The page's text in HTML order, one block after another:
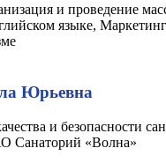
и проведение
языке,
Юрьевна
и безопасности
Санаторий «Волна»